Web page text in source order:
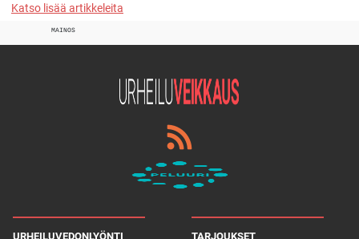
Katso lisää artikkeleita
MAINOS
URHEILUVEDONLYÖNTI
TARJOUKSET